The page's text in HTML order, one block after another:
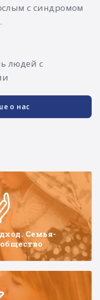
с синдромом
людей с
о нас
Семья-